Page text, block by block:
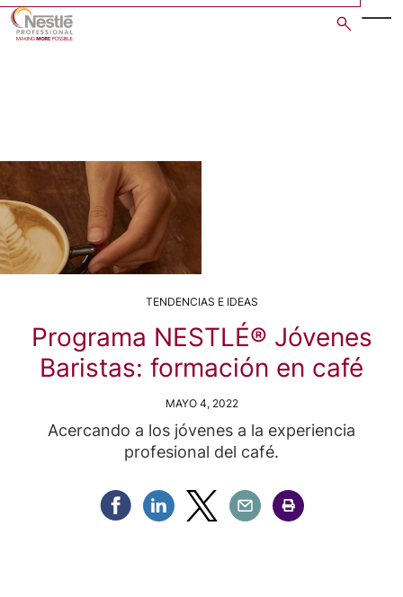
Skip
TENDENCIAS E IDEAS
Programa NESTLÉ® Jóvenes
Baristas: formación en café
MAYO 4, 2022
Acercando a los jóvenes a la experiencia
profesional del café.
Compartir Facebook
Compartir Linkedin
Compartir Twitter
Compartir Email
Compartir Imprimir